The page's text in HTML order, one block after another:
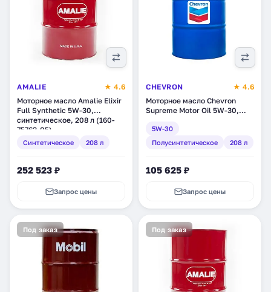
AMALIE
★ 4.6
Моторное масло Amalie Elixir
Full Synthetic 5W-30,
синтетическое, 208 л (160-
75763-05)
Синтетическое 208 л
252 523 ₽
Запрос цены
CHEVRON
★ 4.6
Моторное масло Chevron
Supreme Motor Oil 5W-30,
(220013981)
5W-30
Полусинтетическое
208 л
105 625 ₽
Запрос цены
Под заказ Под заказ